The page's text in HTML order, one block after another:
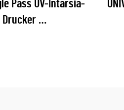
Pass UV-Intarsia-
Drucker